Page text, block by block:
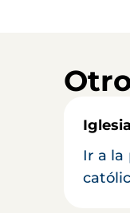
Ir a la